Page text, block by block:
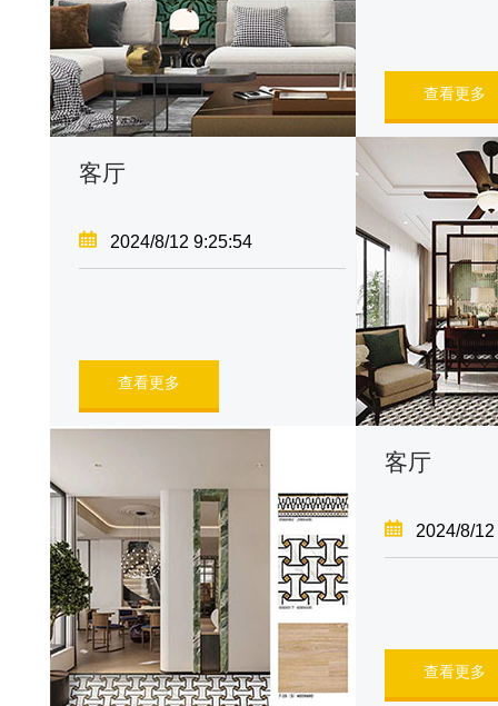
查看更多
客厅
2024/8/12 9:25:54
查看更多
客厅
2024/8/
查看更多